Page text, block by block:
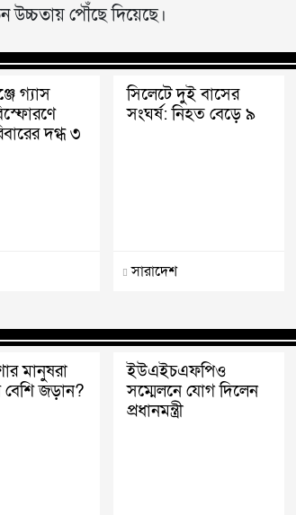
উচ্চতায় পৌঁছে দিয়েছে।
গ্যাস
দগ্ধ ৩
সিলেটে দুই বাসের
সংঘর্ষ: নিহত বেড়ে ৯
সারাদেশ
মানুষরা
বেশি জড়ান?
ইউএইচএফপিও
সম্মেলনে যোগ দিলেন
প্রধানমন্ত্রী